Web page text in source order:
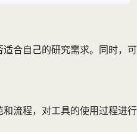
合自己的研究需求。同时，可
流程，对工具的使用过程进行